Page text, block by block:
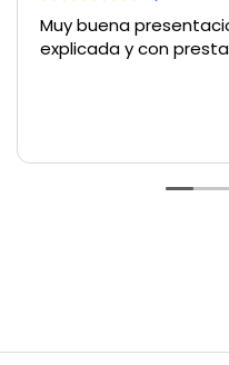
Muy buena
explicada y con